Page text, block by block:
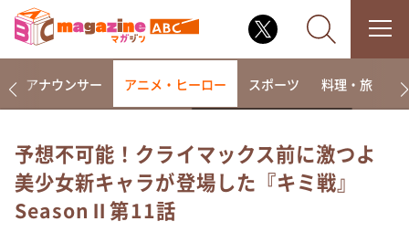
なるみ・岡村の過ぎるTV
相席食堂
アナウンサー アニメ・ヒーロー スポーツ 料理・旅
予想不可能！クライマックス前に激つよ
美少女新キャラが登場した『キミ戦』
SeasonⅡ第11話